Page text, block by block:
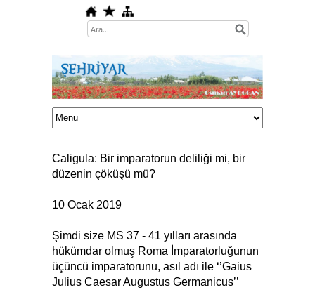
Caligula: Bir imparatorun deliliği mi, bir
düzenin çöküşü mü?
10 Ocak 2019
Şimdi size MS 37 - 41 yılları arasında
hükümdar olmuş Roma İmparatorluğunun
üçüncü imparatorunu, asıl adı ile ‘’Gaius
Julius Caesar Augustus Germanicus’’